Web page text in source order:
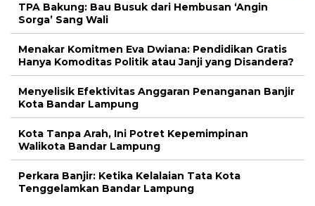
TPA Bakung: Bau Busuk dari Hembusan ‘Angin
Sorga’ Sang Wali
Menakar Komitmen Eva Dwiana: Pendidikan Gratis
Hanya Komoditas Politik atau Janji yang Disandera?
Menyelisik Efektivitas Anggaran Penanganan Banjir
Kota Bandar Lampung
Kota Tanpa Arah, Ini Potret Kepemimpinan
Walikota Bandar Lampung
Perkara Banjir: Ketika Kelalaian Tata Kota
Tenggelamkan Bandar Lampung